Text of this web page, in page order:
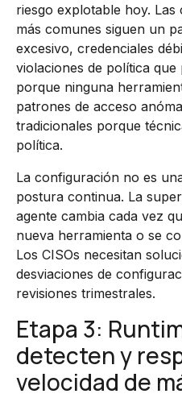
riesgo explotable hoy.
más comunes siguen un
excesivo, credenciales
violaciones de política que
porque ninguna
patrones de acceso
tradicionales porque
política.
La configuración no es
postura continua. La
agente cambia cada vez
nueva herramienta o se
Los CISOs necesitan
desviaciones de
revisiones trimestrales.
Etapa 3:
detecten y
velocidad de